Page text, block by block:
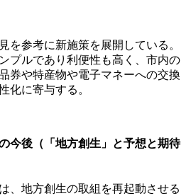
参考に新施策を展開している。
プルであり利便性も高く、市内の
券や特産物や電子マネーへの交換
化に寄与する。
今後（「地方創生」と予想と期待
、地方創生の取組を再起動させる